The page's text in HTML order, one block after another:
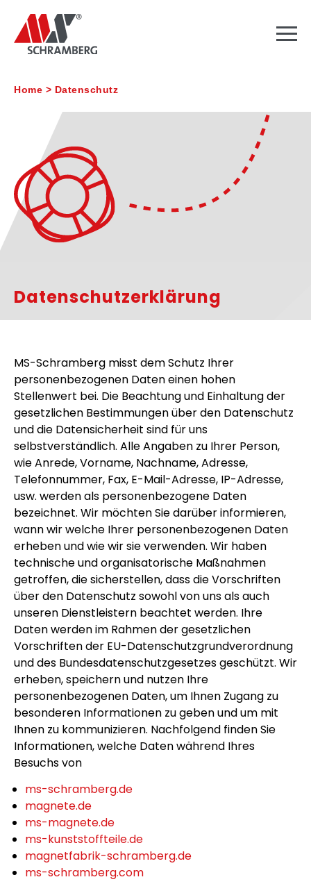
Home > Datenschutz
Datenschutz­erklärung
MS-Schramberg misst dem Schutz Ihrer
personenbezogenen Daten einen hohen
Stellenwert bei. Die Beachtung und Einhaltung der
gesetzlichen Bestimmungen über den Datenschutz
und die Datensicherheit sind für uns
selbstverständlich. Alle Angaben zu Ihrer Person,
wie Anrede, Vorname, Nachname, Adresse,
Telefonnummer, Fax, E-Mail-Adresse, IP-Adresse,
usw. werden als personenbezogene Daten
bezeichnet. Wir möchten Sie darüber informieren,
wann wir welche Ihrer personenbezogenen Daten
erheben und wie wir sie verwenden. Wir haben
technische und organisatorische Maßnahmen
getroffen, die sicherstellen, dass die Vorschriften
über den Datenschutz sowohl von uns als auch
unseren Dienstleistern beachtet werden. Ihre
Daten werden im Rahmen der gesetzlichen
Vorschriften der EU-Datenschutzgrundverordnung
und des Bundesdatenschutzgesetzes geschützt. Wir
erheben, speichern und nutzen Ihre
personenbezogenen Daten, um Ihnen Zugang zu
besonderen Informationen zu geben und um mit
Ihnen zu kommunizieren. Nachfolgend finden Sie
Informationen, welche Daten während Ihres
Besuchs von
ms-schramberg.de
magnete.de
ms-magnete.de
ms-kunststoffteile.de
magnetfabrik-schramberg.de
ms-schramberg.com